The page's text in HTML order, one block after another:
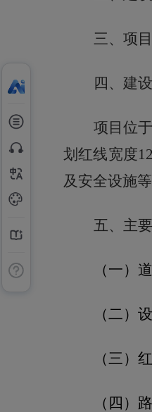
三、 项
四、建
项目位
划红线宽度
及安全设施
五、主
（一）
（二）
（三）
（四）